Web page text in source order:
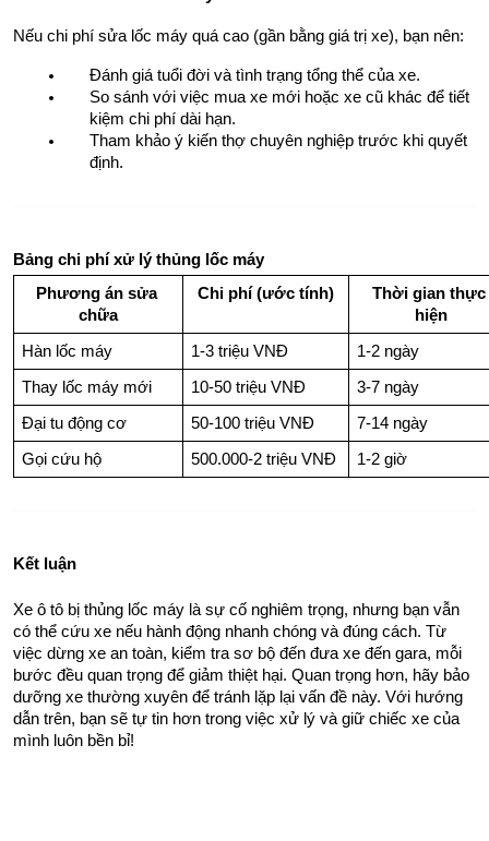
Nếu chi phí sửa lốc máy quá cao (gần bằng giá trị xe), bạn nên:
Đánh giá tuổi đời và tình trạng tổng thể của xe.
So sánh với việc mua xe mới hoặc xe cũ khác để tiết
kiệm chi phí dài hạn.
Tham khảo ý kiến thợ chuyên nghiệp trước khi quyết
định.
Bảng chi phí xử lý thủng lốc máy
Phương án sửa
chữa
Chi phí (ước tính)
Thời gian thực
hiện
Hàn lốc máy 1-3 triệu VNĐ 1-2 ngày
Thay lốc máy mới 10-50 triệu VNĐ 3-7 ngày
Đại tu động cơ 50-100 triệu VNĐ 7-14 ngày
Gọi cứu hộ 500.000-2 triệu VNĐ 1-2 giờ
Kết luận
Xe ô tô bị thủng lốc máy là sự cố nghiêm trọng, nhưng bạn vẫn
có thể cứu xe nếu hành động nhanh chóng và đúng cách. Từ
việc dừng xe an toàn, kiểm tra sơ bộ đến đưa xe đến gara, mỗi
bước đều quan trọng để giảm thiệt hại. Quan trọng hơn, hãy bảo
dưỡng xe thường xuyên để tránh lặp lại vấn đề này. Với hướng
dẫn trên, bạn sẽ tự tin hơn trong việc xử lý và giữ chiếc xe của
mình luôn bền bỉ!